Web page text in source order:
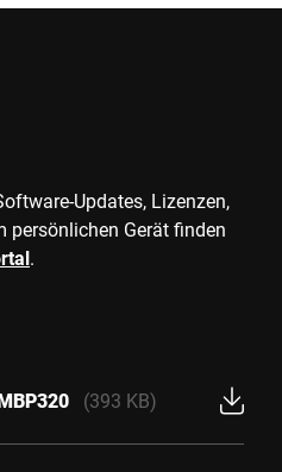
Updates, Lizenzen,
persönlichen Gerät finden
.
(393 KB)